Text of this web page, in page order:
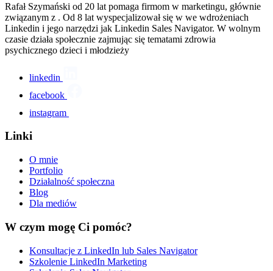
Rafał Szymański od 20 lat pomaga firmom w marketingu, głównie
związanym z . Od 8 lat wyspecjalizował się w we wdrożeniach
Linkedin i jego narzędzi jak Linkedin Sales Navigator. W wolnym
czasie działa społecznie zajmując się tematami zdrowia
psychicznego dzieci i młodzieży
linkedin
facebook
instagram
Linki
O mnie
Portfolio
Działalność społeczna
Blog
Dla mediów
W czym mogę Ci pomóc?
Konsultacje z LinkedIn lub Sales Navigator
Szkolenie LinkedIn Marketing